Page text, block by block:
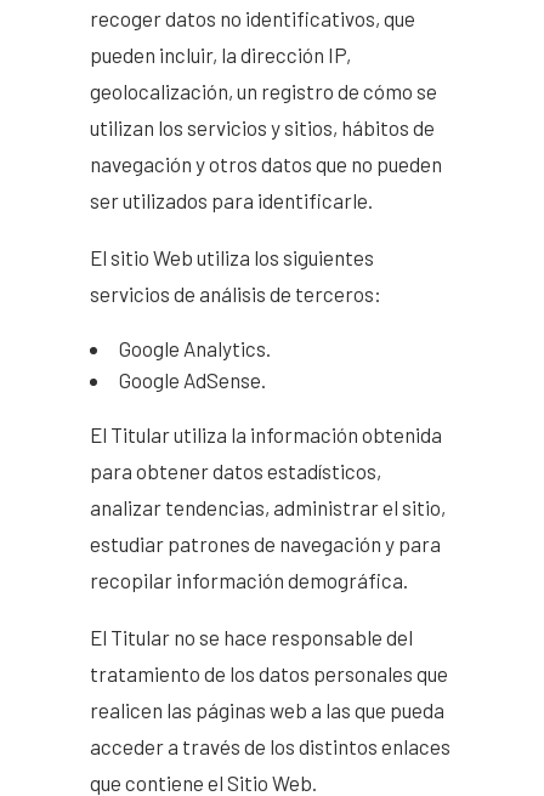
recoger datos no identificativos, que
pueden incluir, la dirección IP,
geolocalización, un registro de cómo se
utilizan los servicios y sitios, hábitos de
navegación y otros datos que no pueden
ser utilizados para identificarle.
El sitio Web utiliza los siguientes
servicios de análisis de terceros:
Google Analytics.
Google AdSense.
El Titular utiliza la información obtenida
para obtener datos estadísticos,
analizar tendencias, administrar el sitio,
estudiar patrones de navegación y para
recopilar información demográfica.
El Titular no se hace responsable del
tratamiento de los datos personales que
realicen las páginas web a las que pueda
acceder a través de los distintos enlaces
que contiene el Sitio Web.